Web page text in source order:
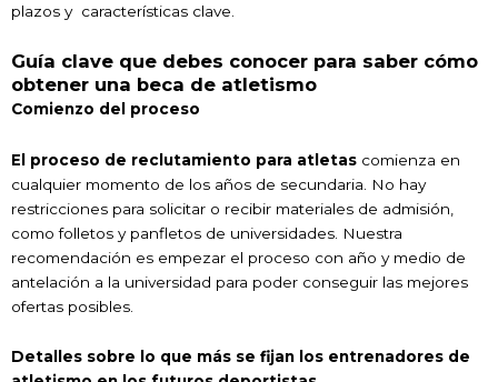
plazos y características clave.
Guía clave que debes conocer para saber cómo
obtener una beca de atletismo
Comienzo del proceso
El proceso de reclutamiento para atletas comienza en
cualquier momento de los años de secundaria. No hay
restricciones para solicitar o recibir materiales de admisión,
como folletos y panfletos de universidades. Nuestra
recomendación es empezar el proceso con año y medio de
antelación a la universidad para poder conseguir las mejores
ofertas posibles.
Detalles sobre lo que más se fijan los entrenadores de